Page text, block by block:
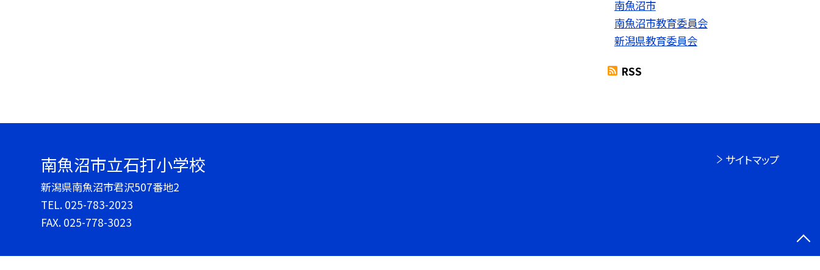
南魚沼市
南魚沼市教育委員会
新潟県教育委員会
RSS
南魚沼市立石打小学校
新潟県南魚沼市君沢507番地2
TEL. 025-783-2023
FAX. 025-778-3023
サイトマップ